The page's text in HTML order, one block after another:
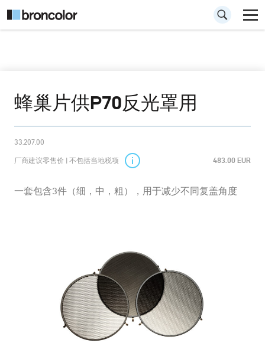
蜂巢片供P70反光罩用
33.207.00
厂商建议零售价 | 不包括当地税项 483.00 EUR
一套包含3件（细，中，粗），用于减少不同复盖角度